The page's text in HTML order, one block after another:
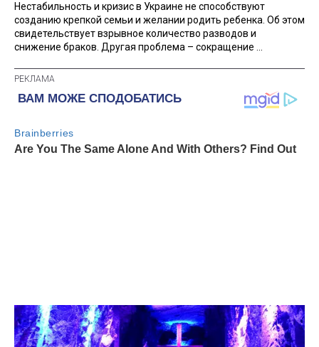
Нестабильность и кризис в Украине не способствуют
созданию крепкой семьи и желании родить ребенка. Об этом
свидетельствует взрывное количество разводов и
снижение браков. Другая проблема – сокращение ...